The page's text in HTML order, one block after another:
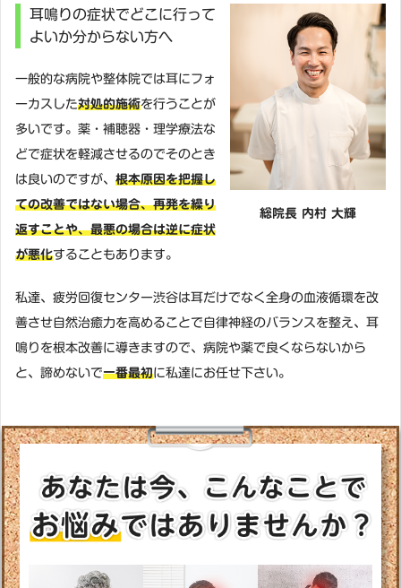
総院長 内村 大輝
耳鳴りの症状でどこに行って
よいか分からない方へ
一般的な病院や整体院では耳にフォ
ーカスした対処的施術を行うことが
多いです。薬・補聴器・理学療法な
どで症状を軽減させるのでそのとき
は良いのですが、 根本原因を把握し
ての改善ではない場合、再発を繰り
返すことや、最悪の場合は逆に症状
が悪化することもあります。
私達、疲労回復センター渋谷は耳だけでなく全身の血液循環を改
善させ自然治癒力を高めることで自律神経のバランスを整え、耳
鳴りを根本改善に導きますので、病院や薬で良くならないから
と、諦めないで一番最初に私達にお任せ下さい。